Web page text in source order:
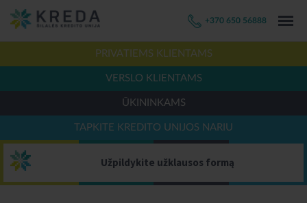
+370 650 56888
PRIVATIEMS KLIENTAMS
VERSLO KLIENTAMS
ŪKININKAMS
TAPKITE KREDITO UNIJOS NARIU
Užpildykite užklausos formą